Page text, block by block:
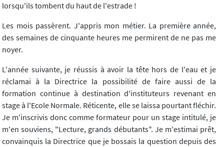
lorsqu'ils tombent du haut de l'estrade !
Les mois passèrent. J'appris mon métier. La première année,
des semaines de cinquante heures me permirent de ne pas me
noyer.
L'année suivante, je réussis à avoir la tête hors de l'eau et je
réclamai à la Directrice la possibilité de faire aussi de la
formation continue à destination d'instituteurs revenant en
stage à l'Ecole Normale. Réticente, elle se laissa pourtant fléchir.
Je m'inscrivis donc comme formateur pour un stage intitulé, je
m'en souviens, "Lecture, grands débutants". Je m'estimai prêt,
convainquis la Directrice que je bossais la question depuis des